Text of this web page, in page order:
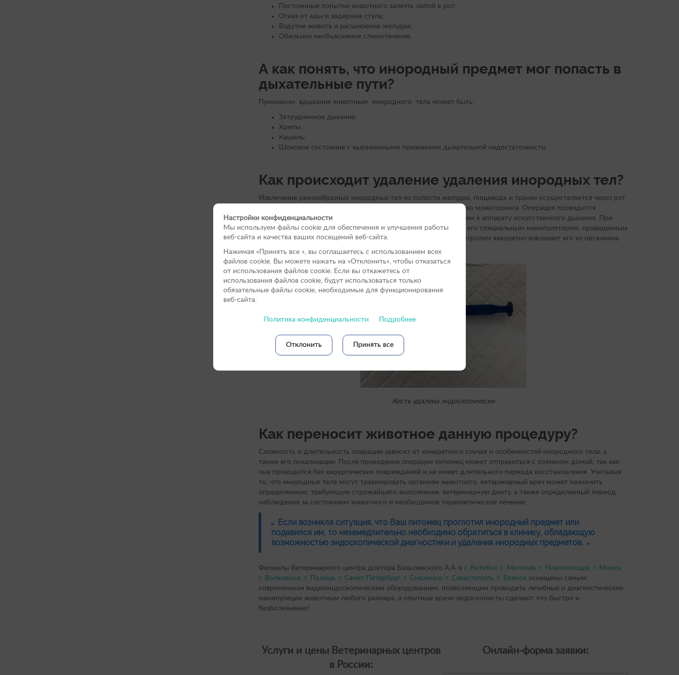
Постоянные попытки животного залезть лапой в рот;
Отказ от еды и задержка стула;
Вздутие живота и расширение желудка;
Обильное необъяснимое слюнотечение.
А как понять, что инородный предмет мог попасть в
дыхательные пути?
Признаком вдыхания животным инородного тела может быть:
Затрудненное дыхание;
Хрипы;
Кашель;
Шоковое состояние с выраженными признаками дыхательной недостаточности.
Как происходит удаление удаления инородных тел?
Извлечение разнообразных инородных тел из полости желудка, пищевода и трахеи осуществляется через рот
животного с помощью гибкого эндоскопа под контролем видео мониторинга. Операция проводится
исключительно под общей анестезией, нередко с подключением к аппарату искусственного дыхания. При
обнаружении инородного телаврач-эндоскопист захватывает его специальным манипулятором, проведенным
через рабочий канал эндоскопа, и под непрерывным видеоконтролем аккуратно извлекает его из организма
животного.
Кость удалена эндоскопически
Как переносит животное данную процедуру?
Сложность и длительность операции зависит от конкретного случая и особенностей инородного тела, а
также его локализации. После проведения операции питомец может отправиться с хозяином домой, так как
она проводится без хирургических повреждений и не имеет длительного периода восстановления. Учитывая
то, что инородные тела могут травмировать организм животного, ветеринарный врач может назначить
определенную, требующую строжайшего выполнения, ветеринарную диету, а также определенный период
наблюдения за состоянием животного и необходимое терапевтическое лечение.
Если возникла ситуация, что Ваш питомец проглотил инородный предмет или
подавился им, то незамедлительно необходимо обратиться в клинику, обладающую
возможностью эндоскопической диагностики и удаления инородных предметов.
Филиалы Ветеринарного центра доктора Базылевского А.А. в г. Витебск, г. Могилев, г. Новополоцка, г. Минск,
г. Волковыск, г. Полоцк, г. Санкт-Петербург, г. Смоленск, г. Севастополь, г. Брянск оснащены самым
современным видеоэндоскопическим оборудованием, позволяющим проводить лечебные и диагностические
манипуляции животным любого размера, а опытные врачи-эндоскописты сделают это быстро и
безболезненно!
Услуги и цены Ветеринарных центров
в России:
Онлайн-форма заявки:
Настройки конфиденциальности
Мы используем файлы cookie для обеспечения и улучшения работы
веб-сайта и качества ваших посещений веб-сайта.
Нажимая «Принять вce », вы соглашаетесь с использованием всех
файлов cookie. Вы можете нажать на «Отклонить», чтобы отказаться
от использования файлов сookie. Если вы откажетесь от
использования файлов cookie, будут использоваться только
обязательные файлы cookie, необходимые для функционирования
веб-сайта.
Политика конфиденциальности Подробнее
Отклонить Принять все